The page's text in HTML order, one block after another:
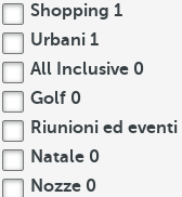
Shopping 1
Urbani 1
All Inclusive 0
Golf 0
Riunioni ed eventi
Natale 0
Nozze 0